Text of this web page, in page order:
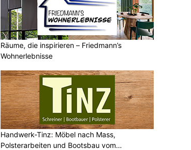
Räume, die inspirieren – Friedmann’s
Wohnerlebnisse
Handwerk-Tinz: Möbel nach Mass,
Polsterarbeiten und Bootsbau vom